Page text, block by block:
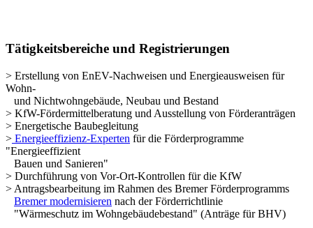
Tätigkeitsbereiche und Registrierungen
> Erstellung von EnEV-Nachweisen und Energieausweisen für
Wohn-
und Nichtwohngebäude, Neubau und Bestand
> KfW-Fördermittelberatung und Ausstellung von Förderanträgen
> Energetische Baubegleitung
> Energieeffizienz-Experten für die Förderprogramme
"Energieeffizient
Bauen und Sanieren"
> Durchführung von Vor-Ort-Kontrollen für die KfW
> Antragsbearbeitung im Rahmen des Bremer Förderprogramms
Bremer modernisieren nach der Förderrichtlinie
"Wärmeschutz im Wohngebäudebestand" (Anträge für BHV)